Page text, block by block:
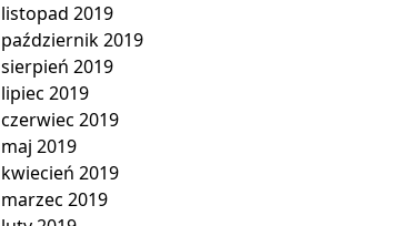
listopad 2019
październik 2019
sierpień 2019
lipiec 2019
czerwiec 2019
maj 2019
kwiecień 2019
marzec 2019